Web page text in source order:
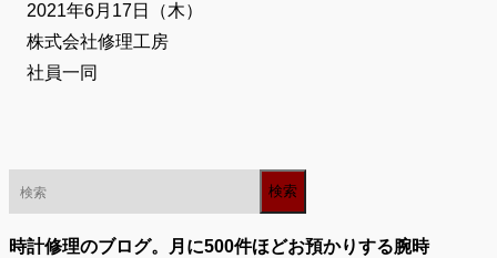
2021年6月17日（木）
株式会社修理工房
社員一同
時計修理のブログ。月に500件ほどお預かりする腕時